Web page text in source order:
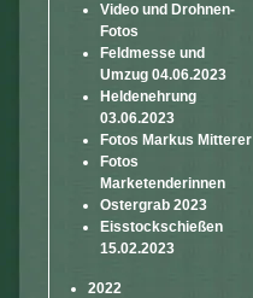
Video und Drohnen-
Fotos
Feldmesse und
Umzug 04.06.2023
Heldenehrung
03.06.2023
Fotos Markus Mitterer
Fotos
Marketenderinnen
Ostergrab 2023
Eisstockschießen
15.02.2023
2022